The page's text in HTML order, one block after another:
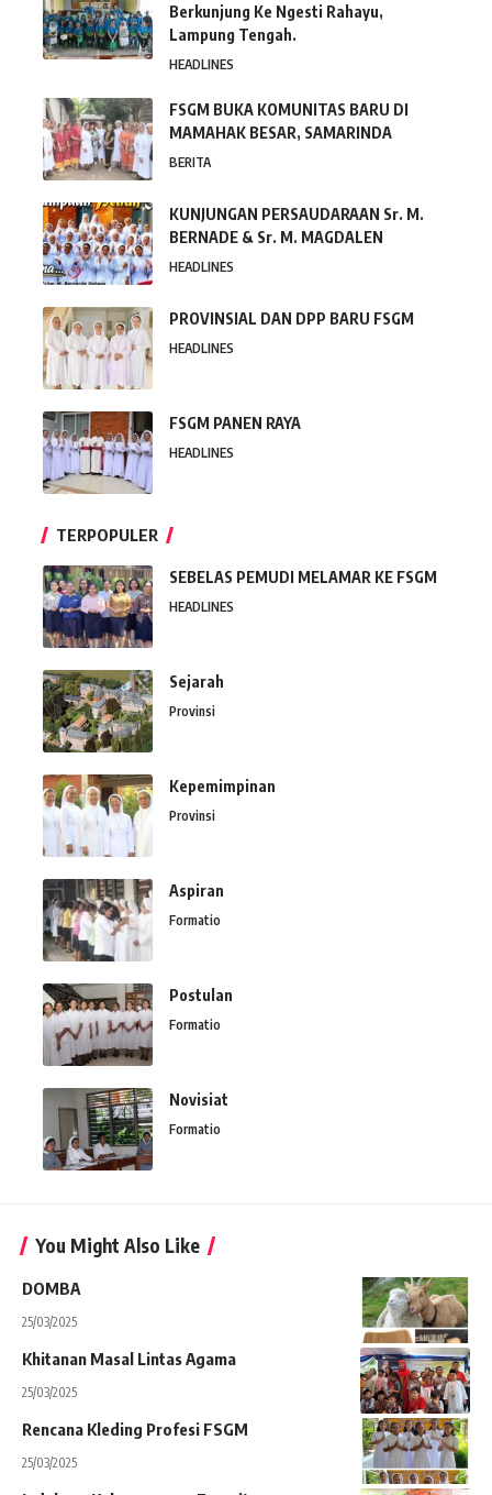
Berkunjung Ke Ngesti Rahayu,
Lampung Tengah.
HEADLINES
FSGM BUKA KOMUNITAS BARU DI
MAMAHAK BESAR, SAMARINDA
BERITA
KUNJUNGAN PERSAUDARAAN Sr. M.
BERNADE & Sr. M. MAGDALEN
HEADLINES
PROVINSIAL DAN DPP BARU FSGM
HEADLINES
FSGM PANEN RAYA
HEADLINES
TERPOPULER
SEBELAS PEMUDI MELAMAR KE FSGM
HEADLINES
Sejarah
Provinsi
Kepemimpinan
Provinsi
Aspiran
Formatio
Postulan
Formatio
Novisiat
Formatio
You Might Also Like
DOMBA
25/03/2025
Khitanan Masal Lintas Agama
25/03/2025
Rencana Kleding Profesi FSGM
25/03/2025